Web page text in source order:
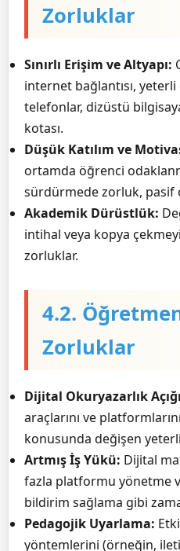
Zorluklar
Sınırlı Erişim ve Altyapı:
internet bağlantısı, yeterli
telefonlar, dizüstü
kotası.
Düşük Katılım ve
ortamda öğrenci
sürdürmede zorluk, pasif
Akademik Dürüstlük:
intihal veya kopya
zorluklar.
4.2.
Zorluklar
Dijital Okuryazarlık
araçlarını ve
konusunda değişen
Artmış İş Yükü: Dijital
fazla platformu yönetme
bildirim sağlama gibi
Pedagojik Uyarlama:
yöntemlerini (örneğin,